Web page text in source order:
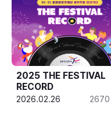
2025 THE FESTIVAL
RECORD
2026.02.26 2670